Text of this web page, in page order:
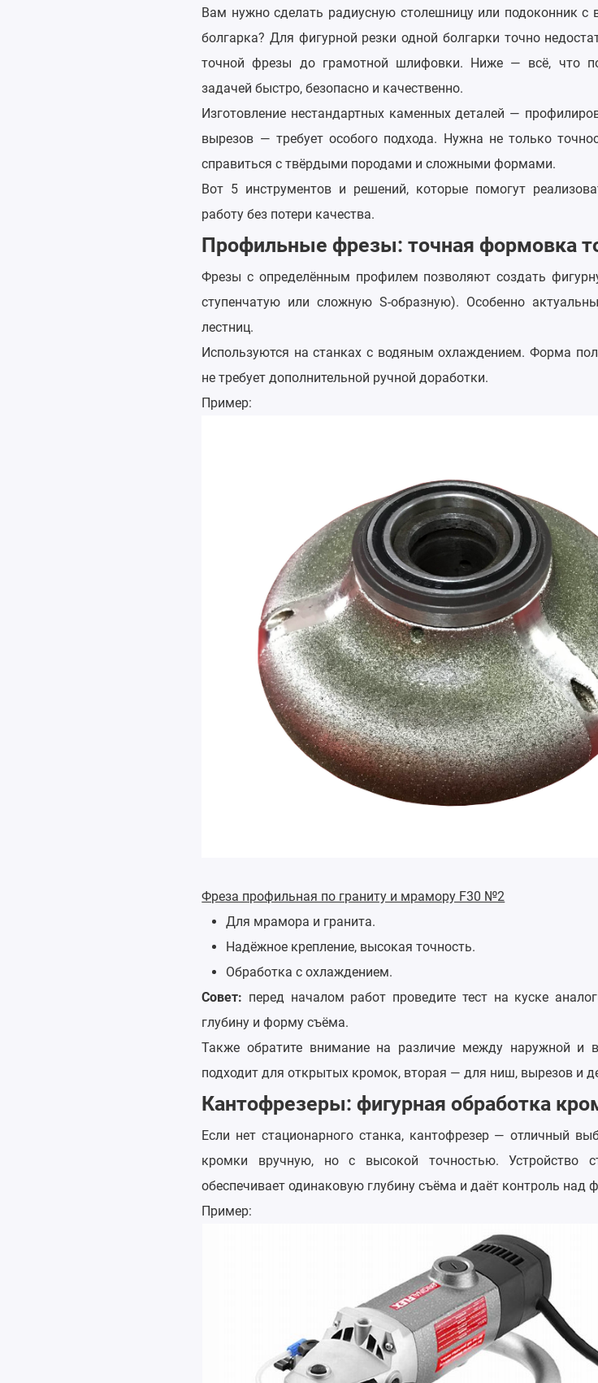
Вам нужно сделать радиусную столешницу или подоконник с
болгарка? Для фигурной резки одной болгарки точно
точной фрезы до грамотной шлифовки. Ниже — всё, что
задачей быстро, безопасно и качественно.
Изготовление нестандартных каменных деталей —
вырезов — требует особого подхода. Нужна не только
справиться с твёрдыми породами и сложными формами.
Вот 5 инструментов и решений, которые помогут
работу без потери качества.
Профильные фрезы: точная формовка
Фрезы с определённым профилем позволяют создать
ступенчатую или сложную S-образную). Особенно
лестниц.
Используются на станках с водяным охлаждением. Форма
не требует дополнительной ручной доработки.
Пример:
Фреза профильная по граниту и мрамору F30 №2
Для мрамора и гранита.
Надёжное крепление, высокая точность.
Обработка с охлаждением.
Совет: перед началом работ проведите тест на куске
глубину и форму съёма.
Также обратите внимание на различие между наружной и
подходит для открытых кромок, вторая — для ниш, вырезов и
Кантофрезеры: фигурная обработка
Если нет стационарного станка, кантофрезер — отличный
кромки вручную, но с высокой точностью. Устройство
обеспечивает одинаковую глубину съёма и даёт контроль над
Пример: